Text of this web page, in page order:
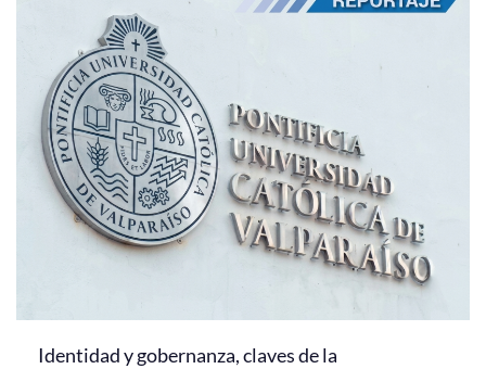
Identidad y gobernanza, claves de la